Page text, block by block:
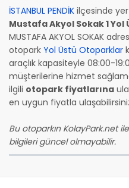
İSTANBUL PENDİK ilçesinde
Mustafa Akyol Sokak 1 Yol
MUSTAFA AKYOL SOKAK
otopark Yol Üstü Otoparklar
araçlık kapasiteyle 08:00-
müşterilerine hizmet
ilgili otopark fiyatlarına
en uygun fiyatla
Bu otoparkın KolayPark.net
bilgileri güncel olmayabilir.